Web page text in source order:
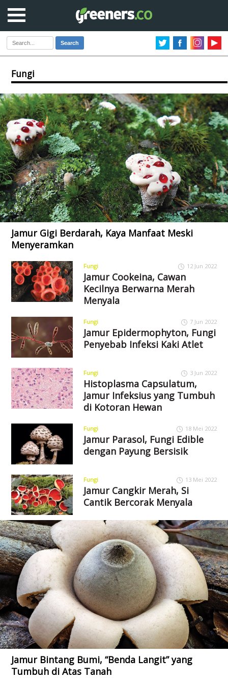
Search
Fungi
Jamur Gigi Berdarah, Kaya Manfaat Meski
Menyeramkan
Fungi 12 Jun 2022
Jamur Cookeina, Cawan
Kecilnya Berwarna Merah
Menyala
Fungi 7 Jun 2022
Jamur Epidermophyton, Fungi
Penyebab Infeksi Kaki Atlet
Fungi 3 Jun 2022
Histoplasma Capsulatum,
Jamur Infeksius yang Tumbuh
di Kotoran Hewan
Fungi 18 Mei 2022
Jamur Parasol, Fungi Edible
dengan Payung Bersisik
Fungi 13 Mei 2022
Jamur Cangkir Merah, Si
Cantik Bercorak Menyala
Jamur Bintang Bumi, “Benda Langit” yang
Tumbuh di Atas Tanah